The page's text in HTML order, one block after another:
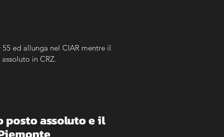
ed allunga nel CIAR mentre il
in CRZ.
posto assoluto e il